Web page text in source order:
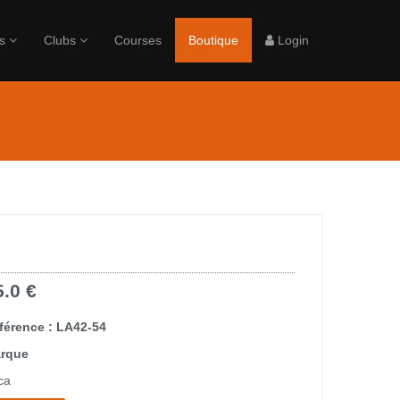
Clubs Courses Boutique Login
€
: LA42-54